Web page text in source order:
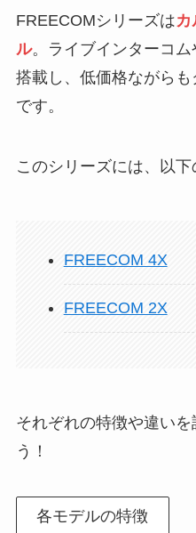
FREECOMシリーズは
ル。ライブインターコ
搭載し、低価格ながら
です。
このシリーズには、以下
FREECOM 4X
FREECOM 2X
それぞれの特徴や違い
う！
各モデルの特徴